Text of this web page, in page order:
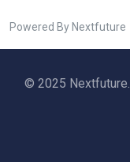
Powered By Nextfuture
© 2025